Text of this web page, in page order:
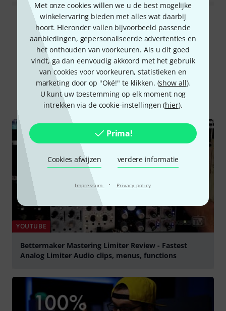
Met onze cookies willen we u de best mogelijke
winkelervaring bieden met alles wat daarbij
hoort. Hieronder vallen bijvoorbeeld passende
aanbiedingen, gepersonaliseerde advertenties en
het onthouden van voorkeuren. Als u dit goed
vindt, ga dan eenvoudig akkoord met het gebruik
van cookies voor voorkeuren, statistieken en
marketing door op "Oké!" te klikken. (show all).
U kunt uw toestemming op elk moment nog
intrekken via de cookie-instellingen (hier).
Prima!
Cookies afwijzen verdere informatie
Impressum · Privacy policy
Alle waarderingen lezen
Wist u?
Alle Video's Online Raadgever
YOUTUBE
Bettermaker Mastering Limiter Review - Fastest
Analog Limiter Audio clips, menus, functions